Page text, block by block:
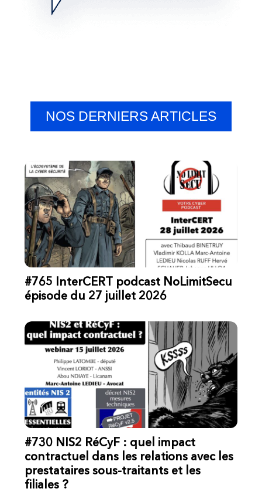
NOS DERNIERS ARTICLES
#765 InterCERT podcast NoLimitSecu
épisode du 27 juillet 2026
#730 NIS2 RéCyF : quel impact
contractuel dans les relations avec les
prestataires sous-traitants et les
filiales ?